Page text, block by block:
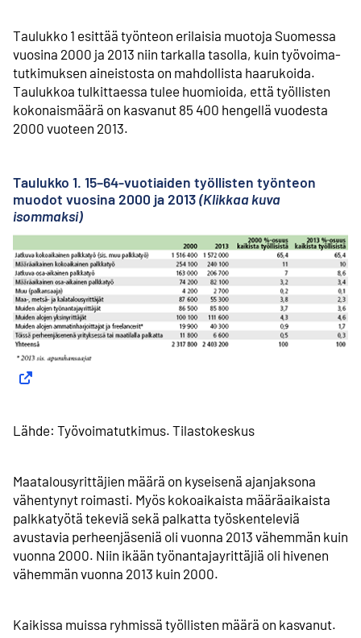
Taulukko 1 esittää työnteon erilaisia muotoja Suomessa
vuosina 2000 ja 2013 niin tarkalla tasolla, kuin työvoima­
tutkimuksen aineistosta on mahdollista haarukoida.
Taulukkoa tulkittaessa tulee huomioida, että työllisten
kokonaismäärä on kasvanut 85 400 hengellä vuodesta
2000 vuoteen 2013.
Taulukko 1. 15–64-vuotiaiden työllisten työnteon
muodot vuosina 2000 ja 2013(Klikkaa kuva
isommaksi)
Lähde: Työvoimatutkimus. Tilastokeskus
Maatalous­yrittäjien määrä on kyseisenä ajanjaksona
vähentynyt roimasti. Myös kokoaikaista määräaikaista
palkkatyötä tekeviä sekä palkatta työskenteleviä
avustavia perheenjäseniä oli vuonna 2013 vähemmän kuin
vuonna 2000. Niin ikään työnantaja­yrittäjiä oli hivenen
vähemmän vuonna 2013 kuin 2000.
Kaikissa muissa ryhmissä työllisten määrä on kasvanut.